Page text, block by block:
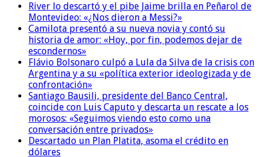
River lo descartó y el pibe Jaime brilla en Peñarol de
Montevideo: «¿Nos dieron a Messi?»
Camilota presentó a su nueva novia y contó su
historia de amor: «Hoy, por fin, podemos dejar de
escondernos»
Flávio Bolsonaro culpó a Lula da Silva de la crisis con
Argentina y a su «política exterior ideologizada y de
confrontación»
Santiago Bausili, presidente del Banco Central,
coincide con Luis Caputo y descarta un rescate a los
morosos: «Seguimos viendo esto como una
conversación entre privados»
Descartado un Plan Platita, asoma el crédito en
dólares